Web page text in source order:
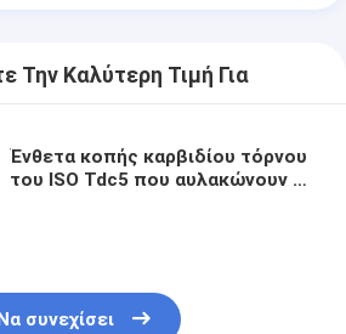
Την Καλύτερη Τιμή Για
Ένθετα κοπής καρβιδίου τόρνου
του ISO Tdc5 που αυλακώνουν τα
συνεχίσει